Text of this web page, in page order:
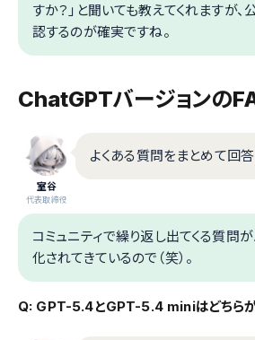
すか？」と聞いても教えてくれますが、
認するのが確実ですね。
ChatGPTバージョンの
室谷
代表取締役
よくある質問をまとめて回答
コミュニティで繰り返し出てくる質問
化されてきているので（笑）。
Q: GPT-5.4とGPT-5.4 miniはどちら